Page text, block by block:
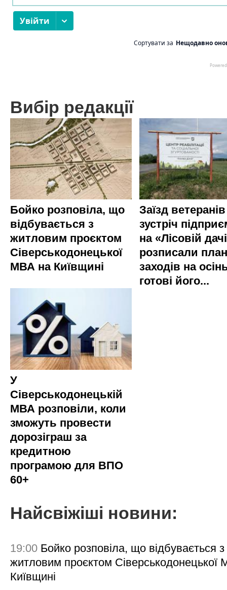
Вибір редакції
Бойко розповіла, що
відбувається з
житловим проєктом
Сіверськодонецької
МВА на Київщині
Заїзд
зустріч
на «Лісовій
розписали план
заходів на
готові його...
У
Сіверськодонецькій
МВА розповіли, коли
зможуть провести
дорозіграш за
кредитною
програмою для ВПО
60+
Найсвіжіші новини:
19:00 Бойко розповіла, що відбувається з
житловим проєктом Сіверськодонецької
Київщині